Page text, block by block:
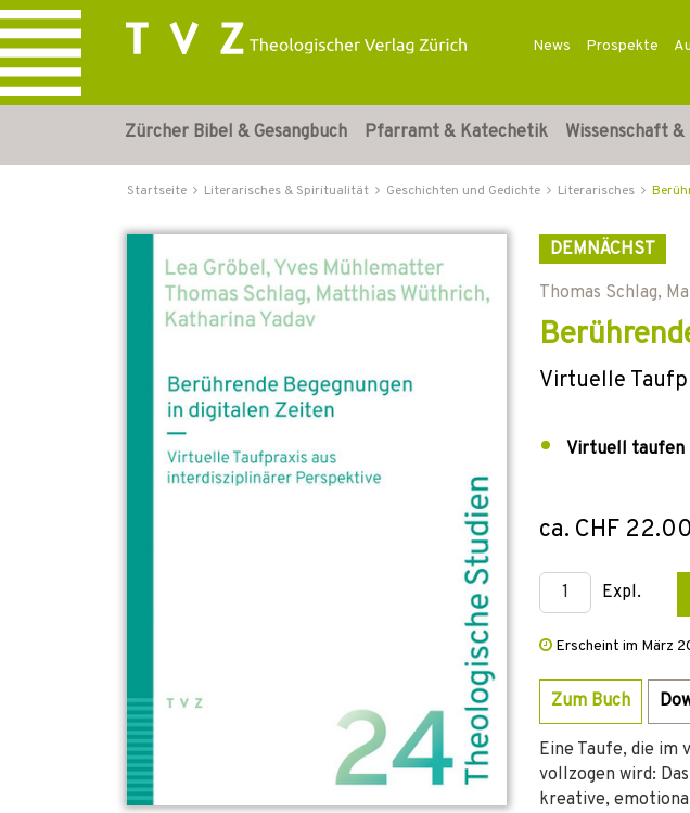
News Prospekte
Zürcher Bibel & Gesangbuch Pfarramt & Katechetik Wissenschaft
Startseite Literarisches & Spiritualität Geschichten und Gedichte Literarisches
DEMNÄCHST
Thomas Schlag,
Virtuelle
Virtuell taufen
ca. CHF 22.00
Expl.
Erscheint im März
Zum Buch
Eine Taufe, die im
vollzogen wird:
kreative,